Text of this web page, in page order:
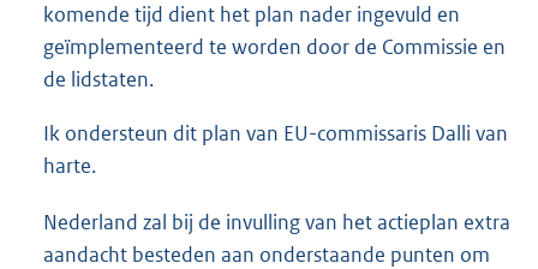
komende tijd dient het plan nader ingevuld en
geïmplementeerd te worden door de Commissie en
de lidstaten.
Ik ondersteun dit plan van EU-commissaris Dalli van
harte.
Nederland zal bij de invulling van het actieplan extra
aandacht besteden aan onderstaande punten om